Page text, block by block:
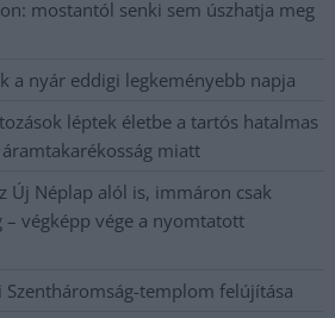
mostantól senki sem úszhatja meg
a nyár eddigi legkeményebb napja
léptek életbe a tartós hatalmas
miatt
Új Néplap alól is, immáron csak
végképp vége a nyomtatott
templom felújítása